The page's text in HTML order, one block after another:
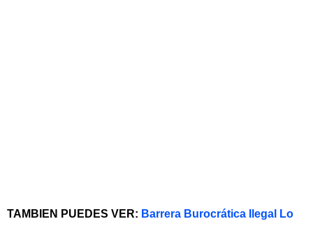
TAMBIEN PUEDES VER: Barrera Burocrática Ilegal Lo